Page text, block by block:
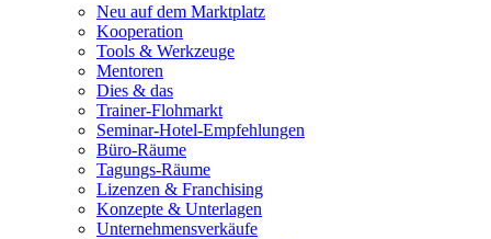
Neu auf dem Marktplatz
Kooperation
Tools & Werkzeuge
Mentoren
Dies & das
Trainer-Flohmarkt
Seminar-Hotel-Empfehlungen
Büro-Räume
Tagungs-Räume
Lizenzen & Franchising
Konzepte & Unterlagen
Unternehmensverkäufe